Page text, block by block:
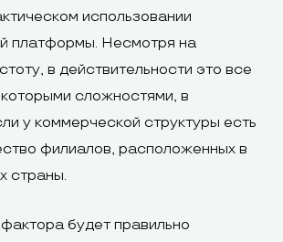
использовании
платформы. Несмотря на
в действительности это все
сложностями, в
у коммерческой структуры есть
филиалов, расположенных в
страны.
будет правильно